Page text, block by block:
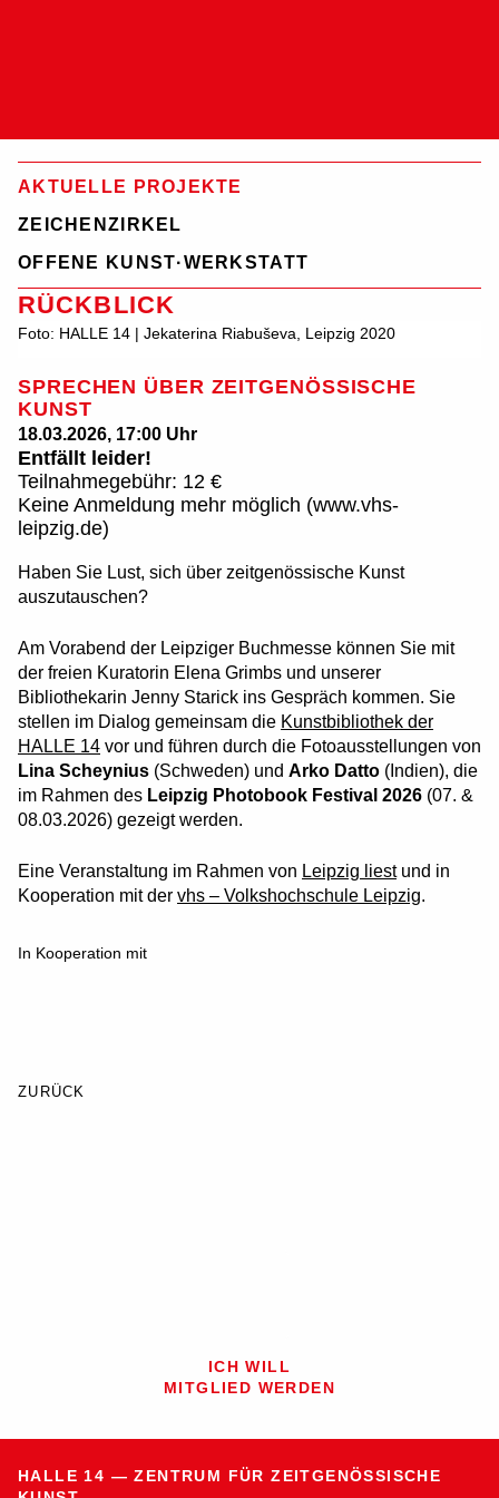
AKTUELLE PROJEKTE
ZEICHENZIRKEL
OFFENE KUNST·WERKSTATT
RÜCKBLICK
Foto: HALLE 14 | Jekaterina Riabuševa, Leipzig 2020
SPRECHEN ÜBER ZEITGENÖSSISCHE
KUNST
18.03.2026, 17:00 Uhr
Entfällt leider!
Teilnahmegebühr: 12 €
Keine Anmeldung mehr möglich (www.vhs-
leipzig.de)
Haben Sie Lust, sich über zeitgenössische Kunst
auszutauschen?
Am Vorabend der Leipziger Buchmesse können Sie mit
der freien Kuratorin Elena Grimbs und unserer
Bibliothekarin Jenny Starick ins Gespräch kommen. Sie
stellen im Dialog gemeinsam die Kunstbibliothek der
HALLE 14 vor und führen durch die Fotoausstellungen von
Lina Scheynius (Schweden) und Arko Datto (Indien), die
im Rahmen des Leipzig Photobook Festival 2026 (07. &
08.03.2026) gezeigt werden.
Eine Veranstaltung im Rahmen von Leipzig liestund in
Kooperation mit der vhs – Volkshochschule Leipzig.
In Kooperation mit
ZURÜCK
Zum Seitenanfang springen
HALLE 14 — ZENTRUM FÜR ZEITGENÖSSISCHE
ICH WILL
MITGLIED WERDEN